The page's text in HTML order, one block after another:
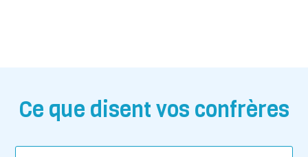
Ce que disent vos confrères